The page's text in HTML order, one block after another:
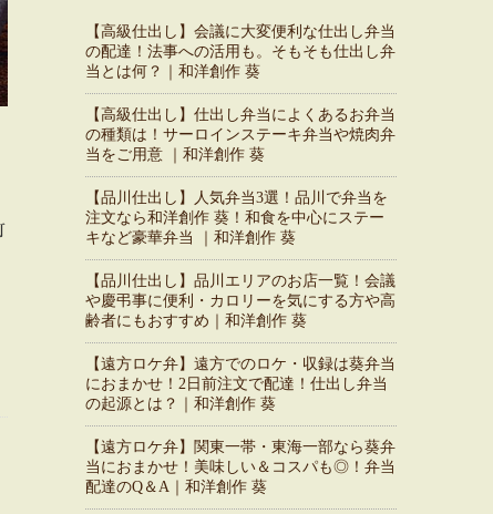
【高級仕出し】会議に大変便利な仕出し弁当
の配達！法事への活用も。そもそも仕出し弁
当とは何？｜和洋創作 葵
【高級仕出し】仕出し弁当によくあるお弁当
の種類は！サーロインステーキ弁当や焼肉弁
当をご用意 ｜和洋創作 葵
【品川仕出し】人気弁当3選！品川で弁当を
注文なら和洋創作 葵！和食を中心にステー
キなど豪華弁当 ｜和洋創作 葵
【品川仕出し】品川エリアのお店一覧！会議
や慶弔事に便利・カロリーを気にする方や高
齢者にもおすすめ｜和洋創作 葵
【遠方ロケ弁】遠方でのロケ・収録は葵弁当
におまかせ！2日前注文で配達！仕出し弁当
の起源とは？｜和洋創作 葵
【遠方ロケ弁】関東一帯・東海一部なら葵弁
当におまかせ！美味しい＆コスパも◎！弁当
配達のQ＆A｜和洋創作 葵